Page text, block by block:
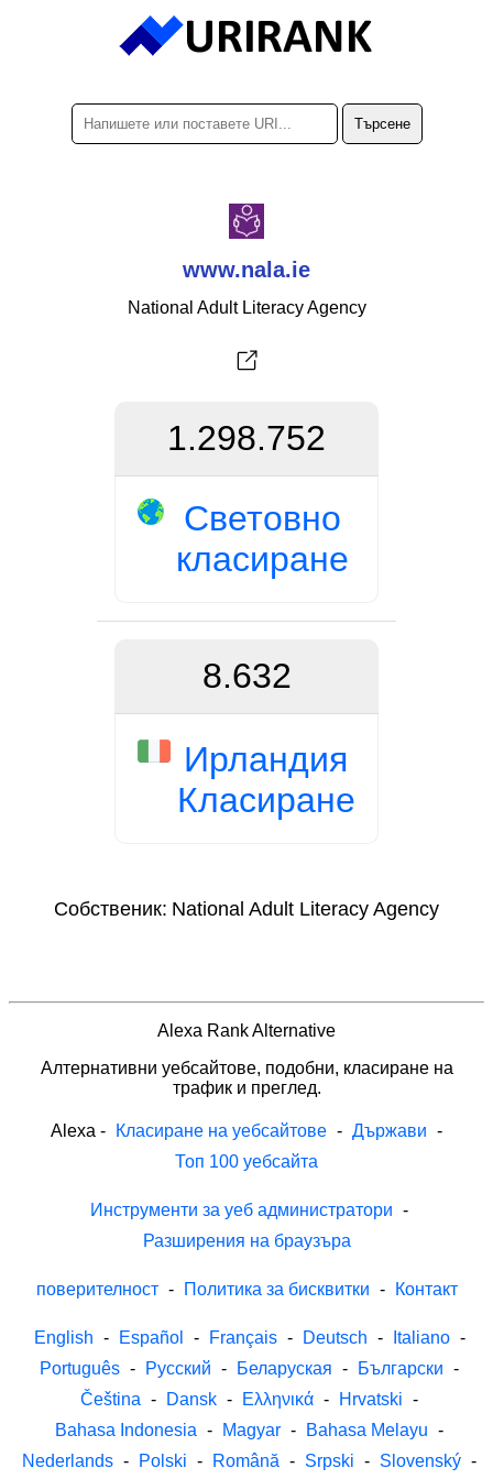
www.nala.ie
National Adult Literacy Agency
1.298.752
Световно
класиране
8.632
Ирландия
Класиране
Собственик: National Adult Literacy Agency
Alexa Rank Alternative
Алтернативни уебсайтове, подобни, класиране на
трафик и преглед.
Alexa - Класиране на уебсайтове - Държави -
Топ 100 уебсайта
Инструменти за уеб администратори -
Разширения на браузъра
поверителност - Политика за бисквитки - Контакт
English - Español - Français - Deutsch - Italiano -
Português - Русский - Беларуская - Български -
Čeština - Dansk - Ελληνικά - Hrvatski -
Bahasa Indonesia - Magyar - Bahasa Melayu -
Nederlands - Polski - Română - Srpski - Slovenský -